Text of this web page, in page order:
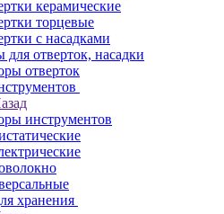
керамические
торцевые
с насадками
для отверток, насадки
отверток
инструментов
хранения